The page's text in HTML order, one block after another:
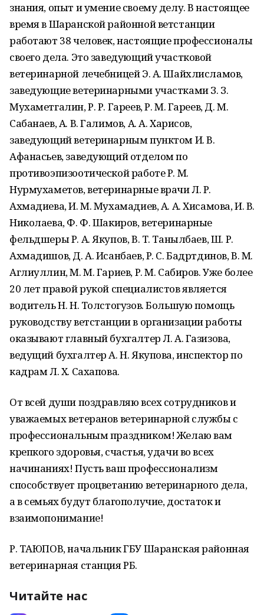
знания, опыт и умение своему делу. В настоящее
время в Шаранской районной ветстанции
работают 38 человек, настоящие профессионалы
своего дела. Это заведующий участковой
ветеринарной лечебницей Э. А. Шайхлисламов,
заведующие ветеринарными участками З. З.
Мухаметгалин, Р. Р. Гареев, Р. М. Гареев, Д. М.
Сабанаев, А. В. Галимов, А. А. Харисов,
заведующий ветеринарным пунктом И. В.
Афанасьев, заведующий отделом по
противоэпизоотической работе Р. М.
Нурмухаметов, ветеринарные врачи Л. Р.
Ахмадиева, И. М. Мухамадиев, А. А. Хисамова, И. В.
Николаева, Ф. Ф. Шакиров, ветеринарные
фельдшеры Р. А. Якупов, В. Т. Танылбаев, Ш. Р.
Ахмадишов, Д. А. Исанбаев, Р. С. Бадртдинов, В. М.
Аглиуллин, М. М. Гариев, Р. М. Сабиров. Уже более
20 лет правой рукой специалистов является
водитель Н. Н. Толстогузов. Большую помощь
руководству ветстанции в организации работы
оказывают главный бухгалтер Л. А. Газизова,
ведущий бухгалтер А. Н. Якупова, инспектор по
кадрам Л. Х. Сахапова.
От всей души поздравляю всех сотрудников и
уважаемых ветеранов ветеринарной службы с
профессиональным праздником! Желаю вам
крепкого здоровья, счастья, удачи во всех
начинаниях! Пусть ваш профессионализм
способствует процветанию ветеринарного дела,
а в семьях будут благополучие, достаток и
взаимопонимание!
Р. ТАЮПОВ, начальник ГБУ Шаранская районная
ветеринарная станция РБ.
Читайте нас